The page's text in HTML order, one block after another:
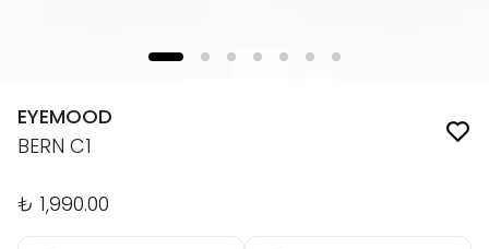
EYEMOOD
BERN C1
₺ 1,990.00